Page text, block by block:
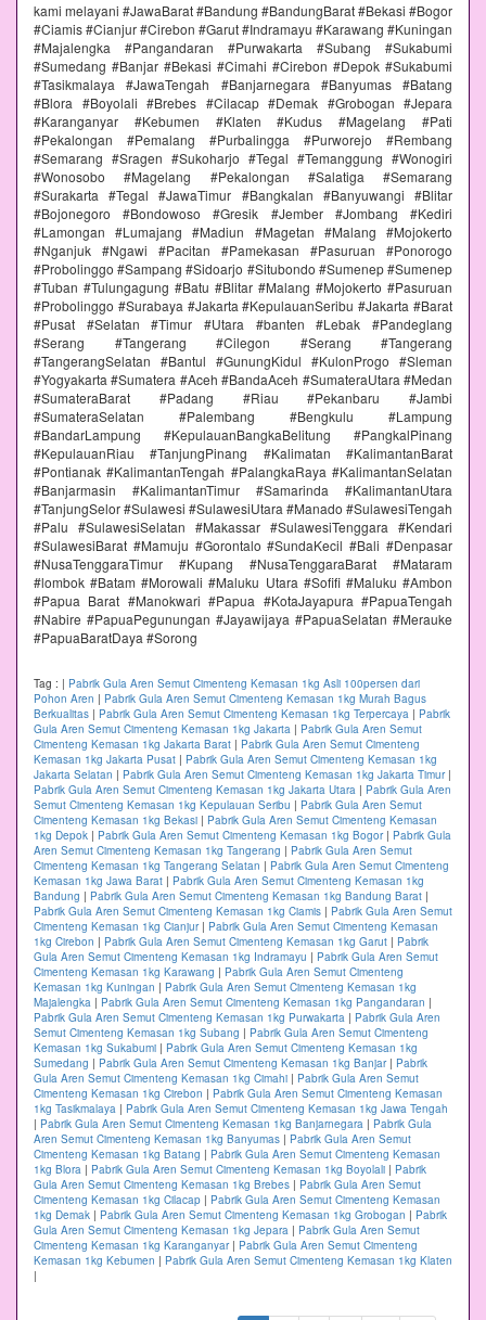
kami melayani #JawaBarat #Bandung #BandungBarat #Bekasi #Bogor
#Ciamis #Cianjur #Cirebon #Garut #Indramayu #Karawang #Kuningan
#Majalengka #Pangandaran #Purwakarta #Subang #Sukabumi
#Sumedang #Banjar #Bekasi #Cimahi #Cirebon #Depok #Sukabumi
#Tasikmalaya #JawaTengah #Banjarnegara #Banyumas #Batang
#Blora #Boyolali #Brebes #Cilacap #Demak #Grobogan #Jepara
#Karanganyar #Kebumen #Klaten #Kudus #Magelang #Pati
#Pekalongan #Pemalang #Purbalingga #Purworejo #Rembang
#Semarang #Sragen #Sukoharjo #Tegal #Temanggung #Wonogiri
#Wonosobo #Magelang #Pekalongan #Salatiga #Semarang
#Surakarta #Tegal #JawaTimur #Bangkalan #Banyuwangi #Blitar
#Bojonegoro #Bondowoso #Gresik #Jember #Jombang #Kediri
#Lamongan #Lumajang #Madiun #Magetan #Malang #Mojokerto
#Nganjuk #Ngawi #Pacitan #Pamekasan #Pasuruan #Ponorogo
#Probolinggo #Sampang #Sidoarjo #Situbondo #Sumenep #Sumenep
#Tuban #Tulungagung #Batu #Blitar #Malang #Mojokerto #Pasuruan
#Probolinggo #Surabaya #Jakarta #KepulauanSeribu #Jakarta #Barat
#Pusat #Selatan #Timur #Utara #banten #Lebak #Pandeglang
#Serang #Tangerang #Cilegon #Serang #Tangerang
#TangerangSelatan #Bantul #GunungKidul #KulonProgo #Sleman
#Yogyakarta #Sumatera #Aceh #BandaAceh #SumateraUtara #Medan
#SumateraBarat #Padang #Riau #Pekanbaru #Jambi
#SumateraSelatan #Palembang #Bengkulu #Lampung
#BandarLampung #KepulauanBangkaBelitung #PangkalPinang
#KepulauanRiau #TanjungPinang #Kalimatan #KalimantanBarat
#Pontianak #KalimantanTengah #PalangkaRaya #KalimantanSelatan
#Banjarmasin #KalimantanTimur #Samarinda #KalimantanUtara
#TanjungSelor #Sulawesi #SulawesiUtara #Manado #SulawesiTengah
#Palu #SulawesiSelatan #Makassar #SulawesiTenggara #Kendari
#SulawesiBarat #Mamuju #Gorontalo #SundaKecil #Bali #Denpasar
#NusaTenggaraTimur #Kupang #NusaTenggaraBarat #Mataram
#lombok #Batam #Morowali #Maluku Utara #Sofifi #Maluku #Ambon
#Papua Barat #Manokwari #Papua #KotaJayapura #PapuaTengah
#Nabire #PapuaPegunungan #Jayawijaya #PapuaSelatan #Merauke
#PapuaBaratDaya #Sorong
Tag : | Pabrik Gula Aren Semut Cimenteng Kemasan 1kg Asli 100persen dari
Pohon Aren | Pabrik Gula Aren Semut Cimenteng Kemasan 1kg Murah Bagus
Berkualitas | Pabrik Gula Aren Semut Cimenteng Kemasan 1kg Terpercaya | Pabrik
Gula Aren Semut Cimenteng Kemasan 1kg Jakarta | Pabrik Gula Aren Semut
Cimenteng Kemasan 1kg Jakarta Barat | Pabrik Gula Aren Semut Cimenteng
Kemasan 1kg Jakarta Pusat | Pabrik Gula Aren Semut Cimenteng Kemasan 1kg
Jakarta Selatan | Pabrik Gula Aren Semut Cimenteng Kemasan 1kg Jakarta Timur|
Pabrik Gula Aren Semut Cimenteng Kemasan 1kg Jakarta Utara | Pabrik Gula Aren
Semut Cimenteng Kemasan 1kg Kepulauan Seribu | Pabrik Gula Aren Semut
Cimenteng Kemasan 1kg Bekasi | Pabrik Gula Aren Semut Cimenteng Kemasan
1kg Depok | Pabrik Gula Aren Semut Cimenteng Kemasan 1kg Bogor| Pabrik Gula
Aren Semut Cimenteng Kemasan 1kg Tangerang | Pabrik Gula Aren Semut
Cimenteng Kemasan 1kg Tangerang Selatan | Pabrik Gula Aren Semut Cimenteng
Kemasan 1kg Jawa Barat | Pabrik Gula Aren Semut Cimenteng Kemasan 1kg
Bandung | Pabrik Gula Aren Semut Cimenteng Kemasan 1kg Bandung Barat |
Pabrik Gula Aren Semut Cimenteng Kemasan 1kg Ciamis | Pabrik Gula Aren Semut
Cimenteng Kemasan 1kg Cianjur| Pabrik Gula Aren Semut Cimenteng Kemasan
1kg Cirebon | Pabrik Gula Aren Semut Cimenteng Kemasan 1kg Garut | Pabrik
Gula Aren Semut Cimenteng Kemasan 1kg Indramayu | Pabrik Gula Aren Semut
Cimenteng Kemasan 1kg Karawang | Pabrik Gula Aren Semut Cimenteng
Kemasan 1kg Kuningan | Pabrik Gula Aren Semut Cimenteng Kemasan 1kg
Majalengka | Pabrik Gula Aren Semut Cimenteng Kemasan 1kg Pangandaran |
Pabrik Gula Aren Semut Cimenteng Kemasan 1kg Purwakarta | Pabrik Gula Aren
Semut Cimenteng Kemasan 1kg Subang | Pabrik Gula Aren Semut Cimenteng
Kemasan 1kg Sukabumi | Pabrik Gula Aren Semut Cimenteng Kemasan 1kg
Sumedang | Pabrik Gula Aren Semut Cimenteng Kemasan 1kg Banjar| Pabrik
Gula Aren Semut Cimenteng Kemasan 1kg Cimahi | Pabrik Gula Aren Semut
Cimenteng Kemasan 1kg Cirebon | Pabrik Gula Aren Semut Cimenteng Kemasan
1kg Tasikmalaya | Pabrik Gula Aren Semut Cimenteng Kemasan 1kg Jawa Tengah
| Pabrik Gula Aren Semut Cimenteng Kemasan 1kg Banjarnegara | Pabrik Gula
Aren Semut Cimenteng Kemasan 1kg Banyumas | Pabrik Gula Aren Semut
Cimenteng Kemasan 1kg Batang | Pabrik Gula Aren Semut Cimenteng Kemasan
1kg Blora | Pabrik Gula Aren Semut Cimenteng Kemasan 1kg Boyolali | Pabrik
Gula Aren Semut Cimenteng Kemasan 1kg Brebes | Pabrik Gula Aren Semut
Cimenteng Kemasan 1kg Cilacap | Pabrik Gula Aren Semut Cimenteng Kemasan
1kg Demak | Pabrik Gula Aren Semut Cimenteng Kemasan 1kg Grobogan | Pabrik
Gula Aren Semut Cimenteng Kemasan 1kg Jepara | Pabrik Gula Aren Semut
Cimenteng Kemasan 1kg Karanganyar| Pabrik Gula Aren Semut Cimenteng
Kemasan 1kg Kebumen | Pabrik Gula Aren Semut Cimenteng Kemasan 1kg Klaten
|